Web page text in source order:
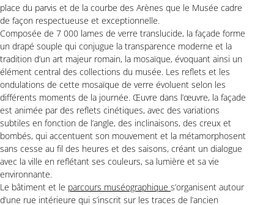
place du parvis et de la courbe des Arènes que le Musée cadre
de façon respectueuse et exceptionnelle.
Composée de 7 000 lames de verre translucide, la façade forme
un drapé souple qui conjugue la transparence moderne et la
tradition d’un art majeur romain, la mosaïque, évoquant ainsi un
élément central des collections du musée. Les reflets et les
ondulations de cette mosaïque de verre évoluent selon les
différents moments de la journée. Œuvre dans l’œuvre, la façade
est animée par des reflets cinétiques, avec des variations
subtiles en fonction de l’angle, des inclinaisons, des creux et
bombés, qui accentuent son mouvement et la métamorphosent
sans cesse au fil des heures et des saisons, créant un dialogue
avec la ville en reflétant ses couleurs, sa lumière et sa vie
environnante.
Le bâtiment et le parcours muséographique s’organisent autour
d’une rue intérieure qui s’inscrit sur les traces de l’ancien